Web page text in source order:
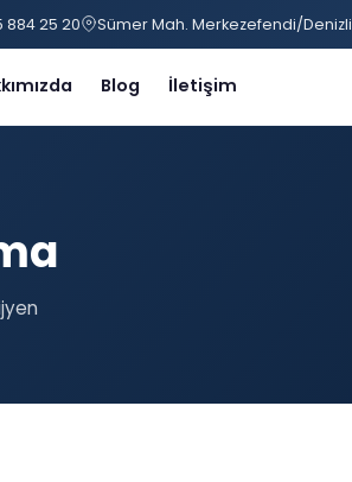
884 25 20 Sümer Mah. Merkezefendi/Denizli
Blog İletişim